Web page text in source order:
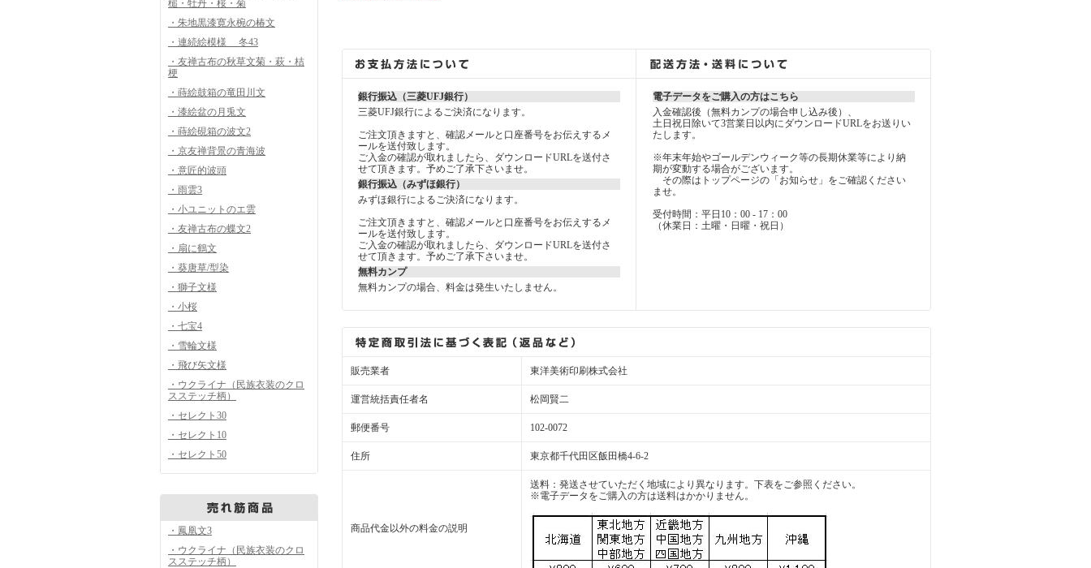
槌・牡丹・桜・菊
・朱地黒漆寛永椀の椿文
・連続絵模様 冬43
・友禅古布の秋草文菊・萩・桔
梗
・蒔絵鼓箱の竜田川文
・漆絵盆の月兎文
・蒔絵硯箱の波文2
・京友禅背景の青海波
・意匠的波頭
・雨雲3
・小ユニットのエ雲
・友禅古布の蝶文2
・扇に鶴文
・葵唐草/型染
・獅子文様
・小桜
・七宝4
・雪輪文様
・飛び矢文様
・ウクライナ（民族衣装のクロ
スステッチ柄）
・セレクト30
・セレクト10
・セレクト50
・鳳凰文3
・ウクライナ（民族衣装のクロ
スステッチ柄）
銀行振込（三菱UFJ銀行）
三菱UFJ銀行によるご決済になります。
ご注文頂きますと、確認メールと口座番号をお伝えするメ
ールを送付致します。
ご入金の確認が取れましたら、ダウンロードURLを送付さ
せて頂きます。予めご了承下さいませ。
銀行振込（みずほ銀行）
みずほ銀行によるご決済になります。
ご注文頂きますと、確認メールと口座番号をお伝えするメ
ールを送付致します。
ご入金の確認が取れましたら、ダウンロードURLを送付さ
せて頂きます。予めご了承下さいませ。
無料カンプ
無料カンプの場合、料金は発生いたしません。
電子データをご購入の方はこちら
入金確認後（無料カンプの場合申し込み後）、
土日祝日除いて3営業日以内にダウンロードURLをお送りい
たします。
※年末年始やゴールデンウィーク等の長期休業等により納
期が変動する場合がございます。
その際はトップページの「お知らせ」をご確認ください
ませ。
受付時間：平日10：00 - 17：00
（休業日：土曜・日曜・祝日）
販売業者 東洋美術印刷株式会社
運営統括責任者名 松岡賢二
郵便番号 102-0072
住所 東京都千代田区飯田橋4-6-2
商品代金以外の料金の説明
送料：発送させていただく地域により異なります。下表をご参照ください。
※電子データをご購入の方は送料はかかりません。